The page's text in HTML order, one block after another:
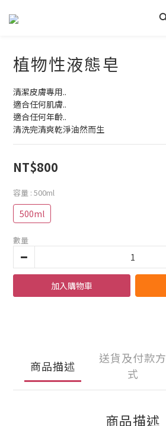
植物性液態皂
清潔皮膚專用..
適合任何肌膚..
適合任何年齡..
清洗完清爽乾淨油然而生
NT$800
容量 : 500ml
500ml
數量
加入購物車
商品描述
送貨及付款方
式
商品描述